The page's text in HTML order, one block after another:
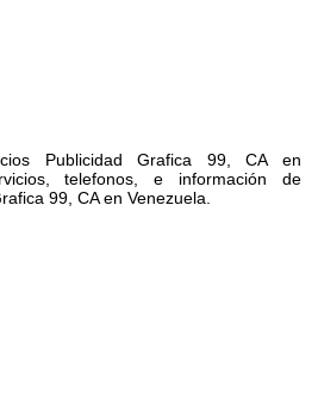
Publicidad Grafica 99, CA en
telefonos, e información de
99, CA en Venezuela.